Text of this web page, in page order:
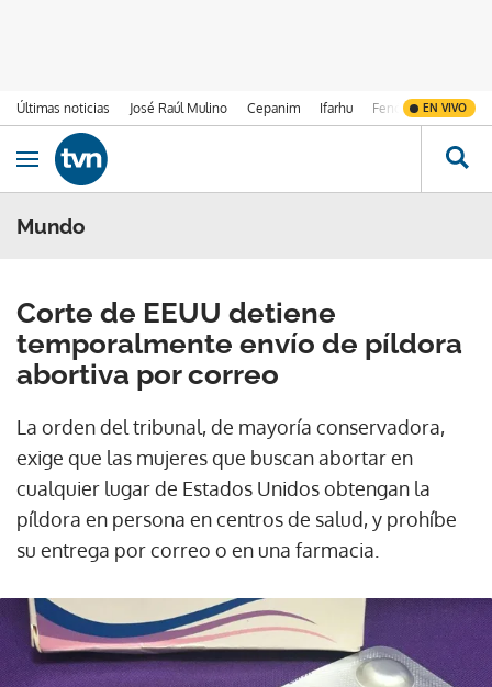
Últimas noticias José Raúl Mulino Cepanim Ifarhu Fenómeno de El
EN VIVO
Ir al contenido
Obrir navegació
Mundo
Corte de EEUU detiene
temporalmente envío de píldora
abortiva por correo
La orden del tribunal, de mayoría conservadora,
exige que las mujeres que buscan abortar en
cualquier lugar de Estados Unidos obtengan la
píldora en persona en centros de salud, y prohíbe
su entrega por correo o en una farmacia.